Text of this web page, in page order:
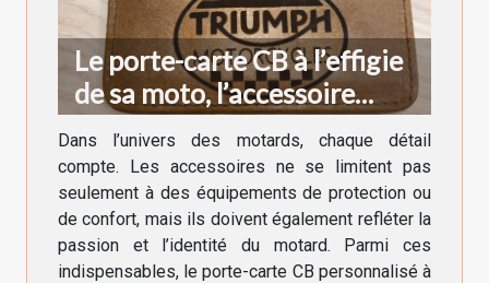
Le porte-carte CB à l’effigie
de sa moto, l’accessoire
indispensable du motard
Dans l’univers des motards, chaque détail
compte. Les accessoires ne se limitent pas
seulement à des équipements de protection ou
de confort, mais ils doivent également refléter la
passion et l’identité du motard. Parmi ces
indispensables, le porte-carte CB personnalisé à